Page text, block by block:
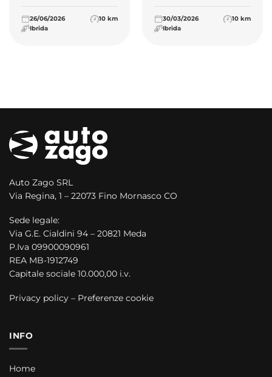
26/06/2026
10 km
Ibrida
30/03/2026
10 km
Ibrida
Auto Zago SRL
Via Regina, 1 – 22073 Fino Mornasco CO
Sede legale:
Via G.E. Cialdini 94 – 20821 Meda
P.Iva 09900090961
REA MB-1912749
Capitale sociale 10.000,00 i.v.
Privacy policy – Preferenze cookie
INFO
Home